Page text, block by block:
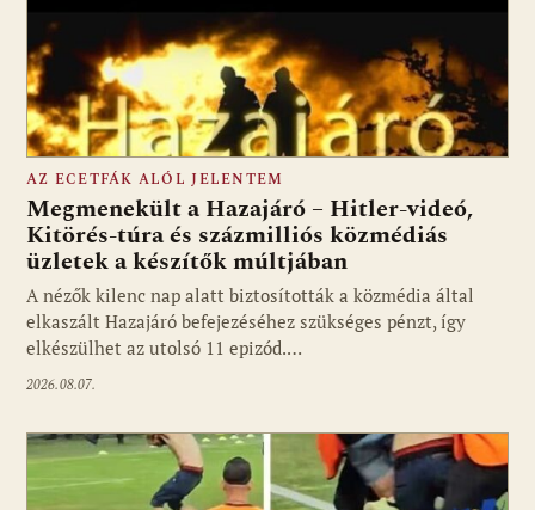
Fotó: media1.hu
AZ ECETFÁK ALÓL JELENTEM
Megmenekült a Hazajáró – Hitler-videó,
Kitörés-túra és százmilliós közmédiás
üzletek a készítők múltjában
A nézők kilenc nap alatt biztosították a közmédia által
elkaszált Hazajáró befejezéséhez szükséges pénzt, így
elkészülhet az utolsó 11 epizód.…
2026.08.07.